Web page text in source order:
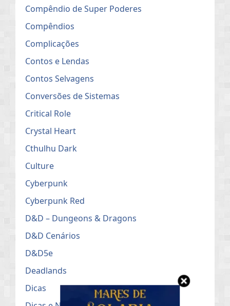
Compêndio de Super Poderes
Compêndios
Complicações
Contos e Lendas
Contos Selvagens
Conversões de Sistemas
Critical Role
Crystal Heart
Cthulhu Dark
Culture
Cyberpunk
Cyberpunk Red
D&D – Dungeons & Dragons
D&D Cenários
D&D5e
Deadlands
Dicas